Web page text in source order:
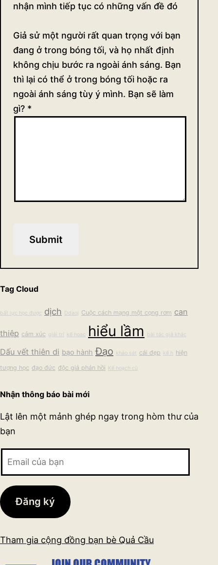
nhận mình tiếp tục có những vấn đề đó
Giả sử một người rất quan trọng với bạn
đang ở trong bóng tối, và họ nhất định
không chịu bước ra ngoài ánh sáng. Bạn
thì lại có thể ở trong bóng tối hoặc ra
ngoài ánh sáng tùy ý mình. Bạn sẽ làm
gì? *
Submit
Tag Cloud
bất lực học được dịch Ddaoj Cuộc cách mạng một cọng rơm can
thiệp cảm xúc giải trí kế hoac hiểu lầm bài tác giả khác
Dấu vết thiên di bạo hành Đạo khảo sát cái đẹp kế h hiện
tượng học đạo đức độc giả phản hồi Kế hoạch cũ
Nhận thông báo bài mới
Lật lên một mảnh ghép ngay trong hòm thư của
bạn
bạn
Đăng ký
Tham gia cộng đồng bạn bè Quả Cầu